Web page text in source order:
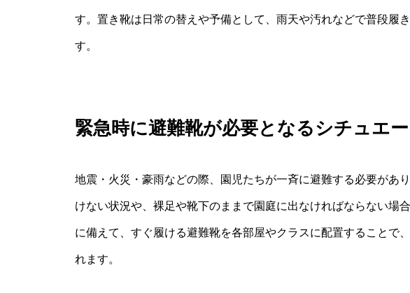
す。置き靴は日常の替えや予備として、雨天や汚れなどで普段履
す。
緊急時に避難靴が必要となるシチュエ
地震・火災・豪雨などの際、園児たちが一斉に避難する必要があ
けない状況や、裸足や靴下のままで園庭に出なければならない場
に備えて、すぐ履ける避難靴を各部屋やクラスに配置することで
れます。